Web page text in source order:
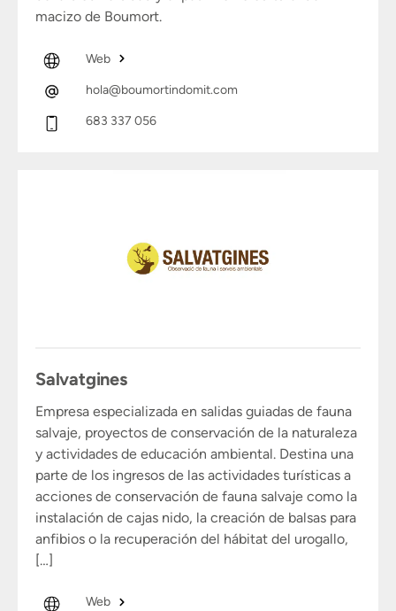
macizo de Boumort.
Web
hola@boumortindomit.com
683 337 056
Salvatgines
Empresa especializada en salidas guiadas de fauna
salvaje, proyectos de conservación de la naturaleza
y actividades de educación ambiental. Destina una
parte de los ingresos de las actividades turísticas a
acciones de conservación de fauna salvaje como la
instalación de cajas nido, la creación de balsas para
anfibios o la recuperación del hábitat del urogallo,
[…]
Web